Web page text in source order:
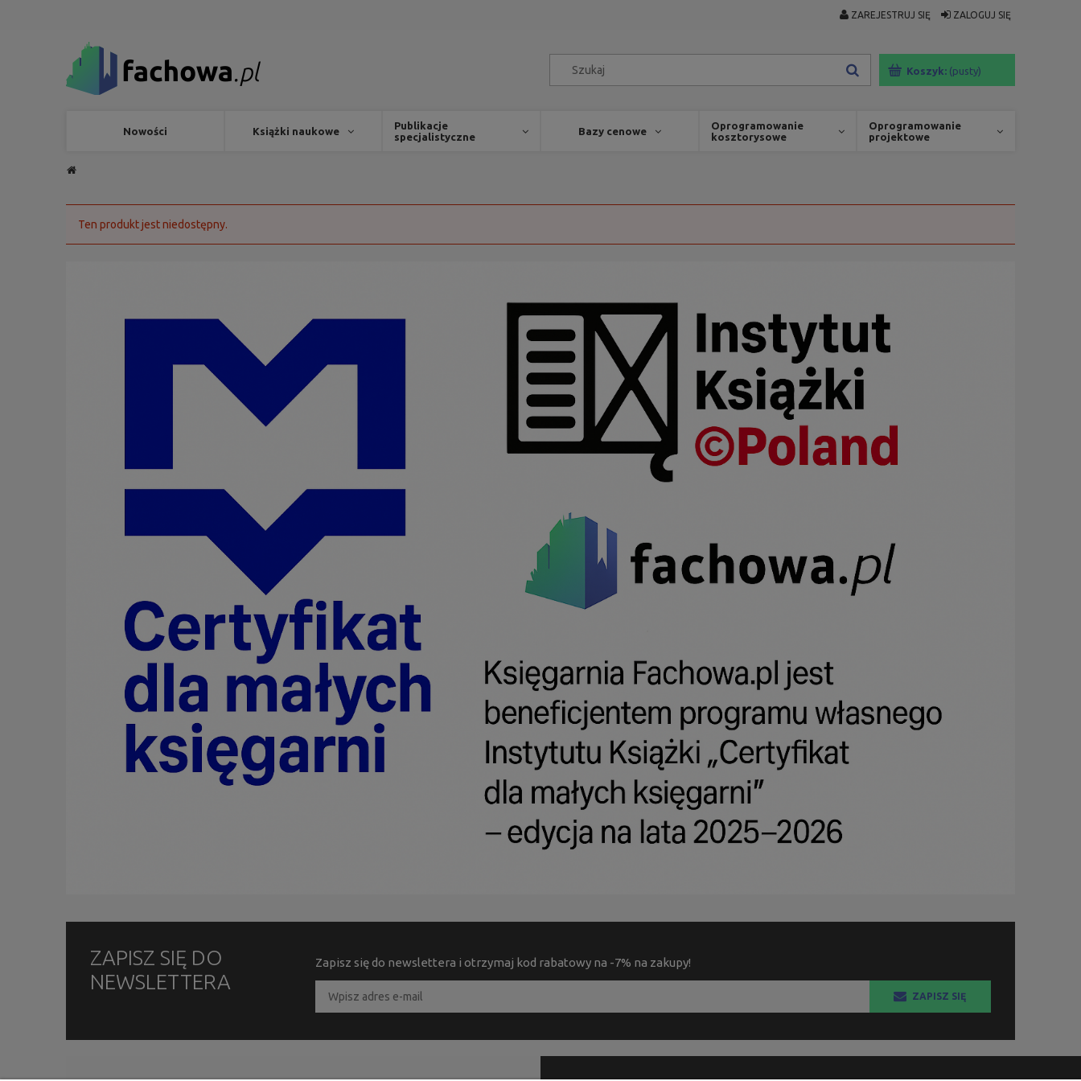
ZAREJESTRUJ SIĘ ZALOGUJ SIĘ
Koszyk: (pusty)
Nowości Książki naukowe
Publikacje
specjalistyczne
Bazy cenowe
Oprogramowanie
kosztorysowe
Oprogramowanie
projektowe
Ten produkt jest niedostępny.
ZAPISZ SIĘ DO
NEWSLETTERA
Zapisz się do newslettera i otrzymaj kod rabatowy na -7% na zakupy!
ZAPISZ SIĘ